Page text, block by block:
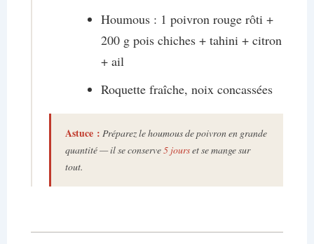
Houmous : 1 poivron rouge rôti +
200 g pois chiches + tahini + citron
+ ail
Roquette fraîche, noix concassées
Astuce : Préparez le houmous de poivron en grande
quantité — il se conserve5 jourset se mange sur
tout.